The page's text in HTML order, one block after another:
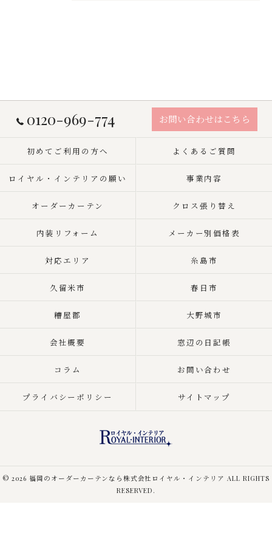
0120-969-774 お問い合わせはこちら
初めてご利用の方へ よくあるご質問
ロイヤル・インテリアの願い 事業内容
オーダーカーテン クロス張り替え
内装リフォーム メーカー別価格表
対応エリア 糸島市
久留米市 春日市
糟屋郡 大野城市
会社概要 窓辺の日記帳
コラム お問い合わせ
プライバシーポリシー サイトマップ
© 2026 福岡のオーダーカーテンなら株式会社ロイヤル・インテリア ALL RIGHTS
RESERVED.